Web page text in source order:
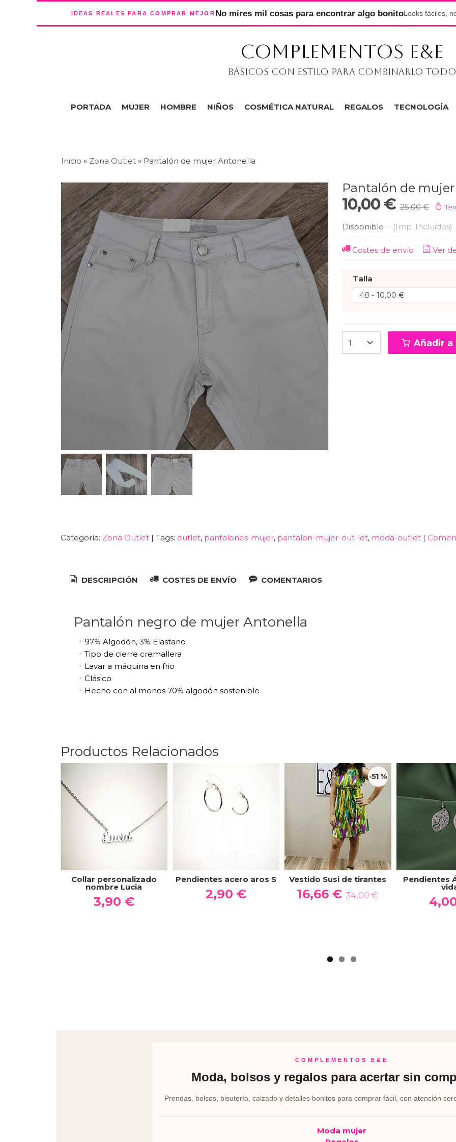
IDEAS REALES PARA COMPRAR MEJOR No mires mil cosas para encontrar algo bonitoLooks fáciles,
COMPLEMENTOS E&E
Básicos con estilo para combinarlo todo
PORTADA MUJER HOMBRE NIÑOS COSMÉTICA NATURAL REGALOS TECNOLOGÍA
Inicio » Zona Outlet» Pantalón de mujer Antonella
Pantalón de
10,00 € 25,00 €
Disponible - (Imp. Incluidos)
Costes de envío Ver
Talla
Añadir a
Categoría: Zona Outlet| Tags: outlet pantalones-mujer pantalon-mujer-out-let moda-outlet |
DESCRIPCIÓN COSTES DE ENVÍO COMENTARIOS
Pantalón negro de mujer Antonella
97% Algodón, 3% Elastano
Tipo de cierre cremallera
Lavar a máquina en frio
Clásico
Hecho con al menos 70% algodón sostenible
Productos Relacionados
Collar personalizado
nombre Lucia
3,90 €
Pendientes acero aros S
2,90 €
-51 %
Vestido Susi de tirantes
16,66 €34,00 €
Pendientes
COMPLEMENTOS E&E
Moda, bolsos y regalos para acertar sin
Prendas, bolsos, bisutería, calzado y detalles bonitos para comprar fácil, con atención
Moda mujer